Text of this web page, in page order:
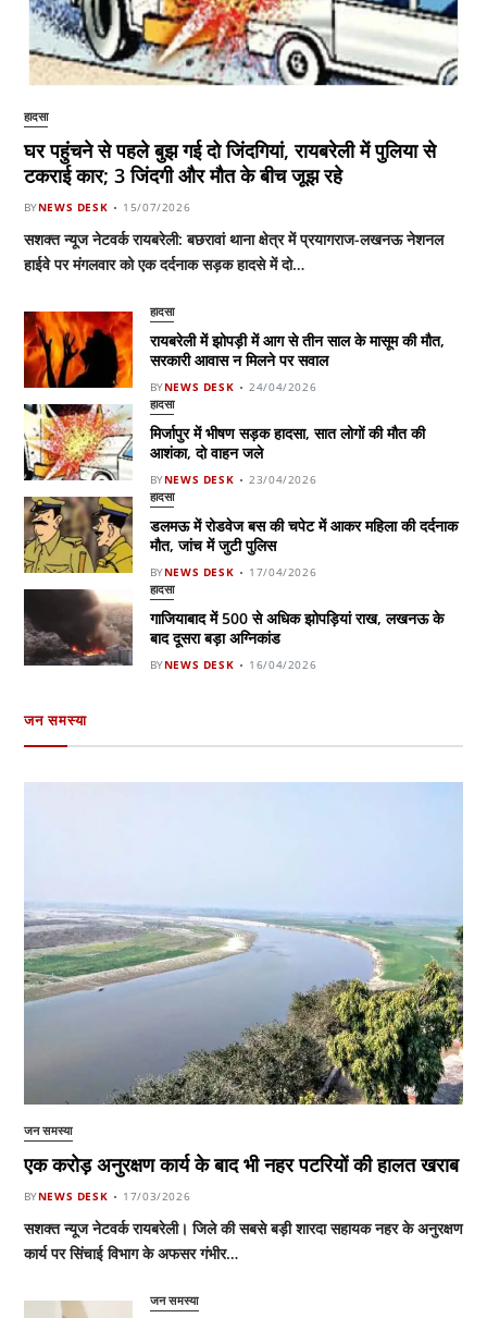
हादसा
घर पहुंचने से पहले बुझ गई दो जिंदगियां, रायबरेली में पुलिया से
टकराई कार; 3 जिंदगी और मौत के बीच जूझ रहे
BYNEWS DESK 15/07/2026
सशक्त न्यूज नेटवर्क रायबरेली: बछरावां थाना क्षेत्र में प्रयागराज-लखनऊ नेशनल
हाईवे पर मंगलवार को एक दर्दनाक सड़क हादसे में दो…
हादसा
रायबरेली में झोपड़ी में आग से तीन साल के मासूम की मौत,
सरकारी आवास न मिलने पर सवाल
BYNEWS DESK 24/04/2026
हादसा
मिर्जापुर में भीषण सड़क हादसा, सात लोगों की मौत की
आशंका, दो वाहन जले
BYNEWS DESK 23/04/2026
हादसा
डलमऊ में रोडवेज बस की चपेट में आकर महिला की दर्दनाक
मौत, जांच में जुटी पुलिस
BYNEWS DESK 17/04/2026
हादसा
गाजियाबाद में 500 से अधिक झोपड़ियां राख, लखनऊ के
बाद दूसरा बड़ा अग्निकांड
BYNEWS DESK 16/04/2026
जन समस्या
जन समस्या
एक करोड़ अनुरक्षण कार्य के बाद भी नहर पटरियों की हालत खराब
BYNEWS DESK 17/03/2026
सशक्त न्यूज नेटवर्क रायबरेली। जिले की सबसे बड़ी शारदा सहायक नहर के अनुरक्षण
कार्य पर सिंचाई विभाग के अफसर गंभीर…
जन समस्या